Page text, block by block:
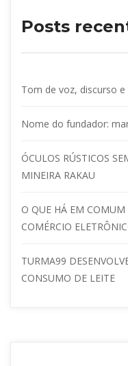
Posts
Tom de voz, discurso
Nome do fundador:
ÓCULOS RÚSTICOS
MINEIRA RAKAU
O QUE HÁ EM
COMÉRCIO
TURMA99
CONSUMO DE LEITE